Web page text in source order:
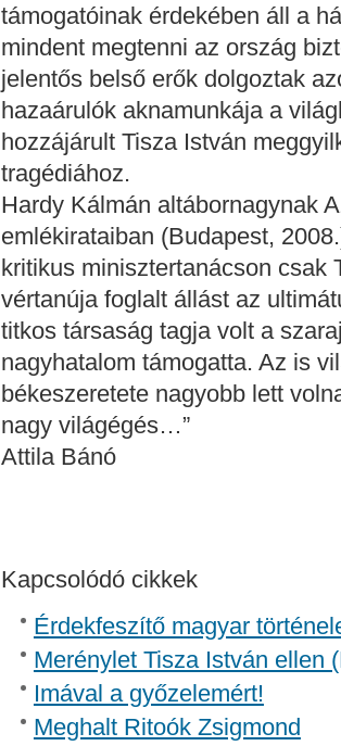
támogatóinak érdekében áll a
mindent megtenni az ország
jelentős belső erők dolgoztak
hazaárulók aknamunkája a
hozzájárult Tisza István
tragédiához.
Hardy Kálmán altábornagynak
emlékirataiban (Budapest,
kritikus minisztertanácson csak
vértanúja foglalt állást az
titkos társaság tagja volt a
nagyhatalom támogatta. Az is
békeszeretete nagyobb lett
nagy világégés…”
Attila Bánó
Kapcsolódó cikkek
Érdekfeszítő magyar
Merénylet Tisza István ellen
Imával a győzelemért!
Meghalt Ritoók Zsigmond